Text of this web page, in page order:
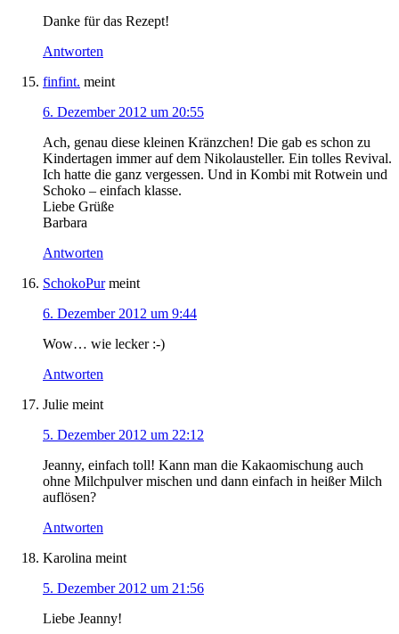
Danke für das Rezept!
Antworten
finfint. meint
6. Dezember 2012 um 20:55
Ach, genau diese kleinen Kränzchen! Die gab es schon zu
Kindertagen immer auf dem Nikolausteller. Ein tolles Revival.
Ich hatte die ganz vergessen. Und in Kombi mit Rotwein und
Schoko – einfach klasse.
Liebe Grüße
Barbara
Antworten
SchokoPur meint
6. Dezember 2012 um 9:44
Wow… wie lecker :-)
Antworten
Julie meint
5. Dezember 2012 um 22:12
Jeanny, einfach toll! Kann man die Kakaomischung auch
ohne Milchpulver mischen und dann einfach in heißer Milch
auflösen?
Antworten
Karolina meint
5. Dezember 2012 um 21:56
Liebe Jeanny!